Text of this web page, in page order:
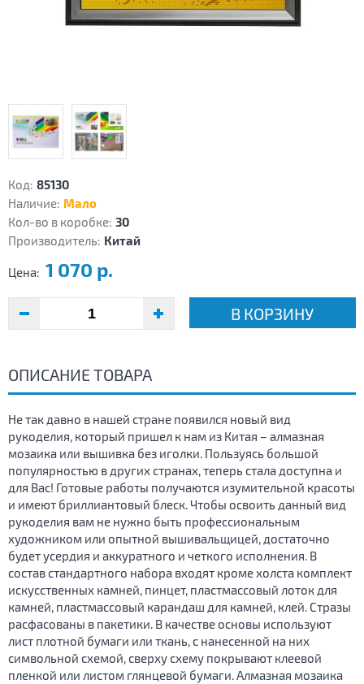
Код: 85130
Наличие: Мало
Кол-во в коробке: 30
Производитель: Китай
Цена: 1 070 р.
В КОРЗИНУ
ОПИСАНИЕ ТОВАРА
Не так давно в нашей стране появился новый вид
рукоделия, который пришел к нам из Китая – алмазная
мозаика или вышивка без иголки. Пользуясь большой
популярностью в других странах, теперь стала доступна и
для Вас! Готовые работы получаются изумительной красоты
и имеют бриллиантовый блеск. Чтобы освоить данный вид
рукоделия вам не нужно быть профессиональным
художником или опытной вышивальщицей, достаточно
будет усердия и аккуратного и четкого исполнения. В
состав стандартного набора входят кроме холста комплект
искусственных камней, пинцет, пластмассовый лоток для
камней, пластмассовый карандаш для камней, клей. Стразы
расфасованы в пакетики. В качестве основы используют
лист плотной бумаги или ткань, с нанесенной на них
символьной схемой, сверху схему покрывают клеевой
пленкой или листом глянцевой бумаги. Алмазная мозаика